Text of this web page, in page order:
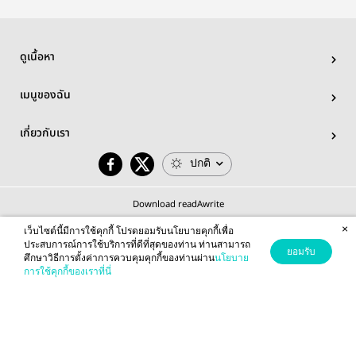
ดูเนื้อหา
เมนูของฉัน
เกี่ยวกับเรา
ปกติ
Download readAwrite
© 2026 readAwrite.com by MEB Corporation Public Company Limited
This site is protected by reCAPTCHA and the Google
เว็บไซต์นี้มีการใช้คุกกี้ โปรดยอมรับนโยบายคุกกี้เพื่อ
ประสบการณ์การใช้บริการที่ดีที่สุดของท่าน ท่านสามารถ
ศึกษาวิธีการตั้งค่าการควบคุมคุกกี้ของท่านผ่านนโยบาย
การใช้คุกกี้ของเราที่นี่
ยอมรับ
×